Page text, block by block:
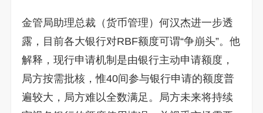
金管局助理总裁（货币管理）何汉杰进一步透
露，目前各大银行对RBF额度可谓“争崩头”。他
解释，现行申请机制是由银行主动申请额度，
局方按需批核，惟40间参与银行申请的额度普
遍较大，局方难以全数满足。局方未来将持续